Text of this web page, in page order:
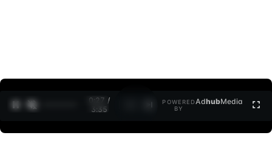
0:27 /
3:35
POWERED
BY
AdhubMedia